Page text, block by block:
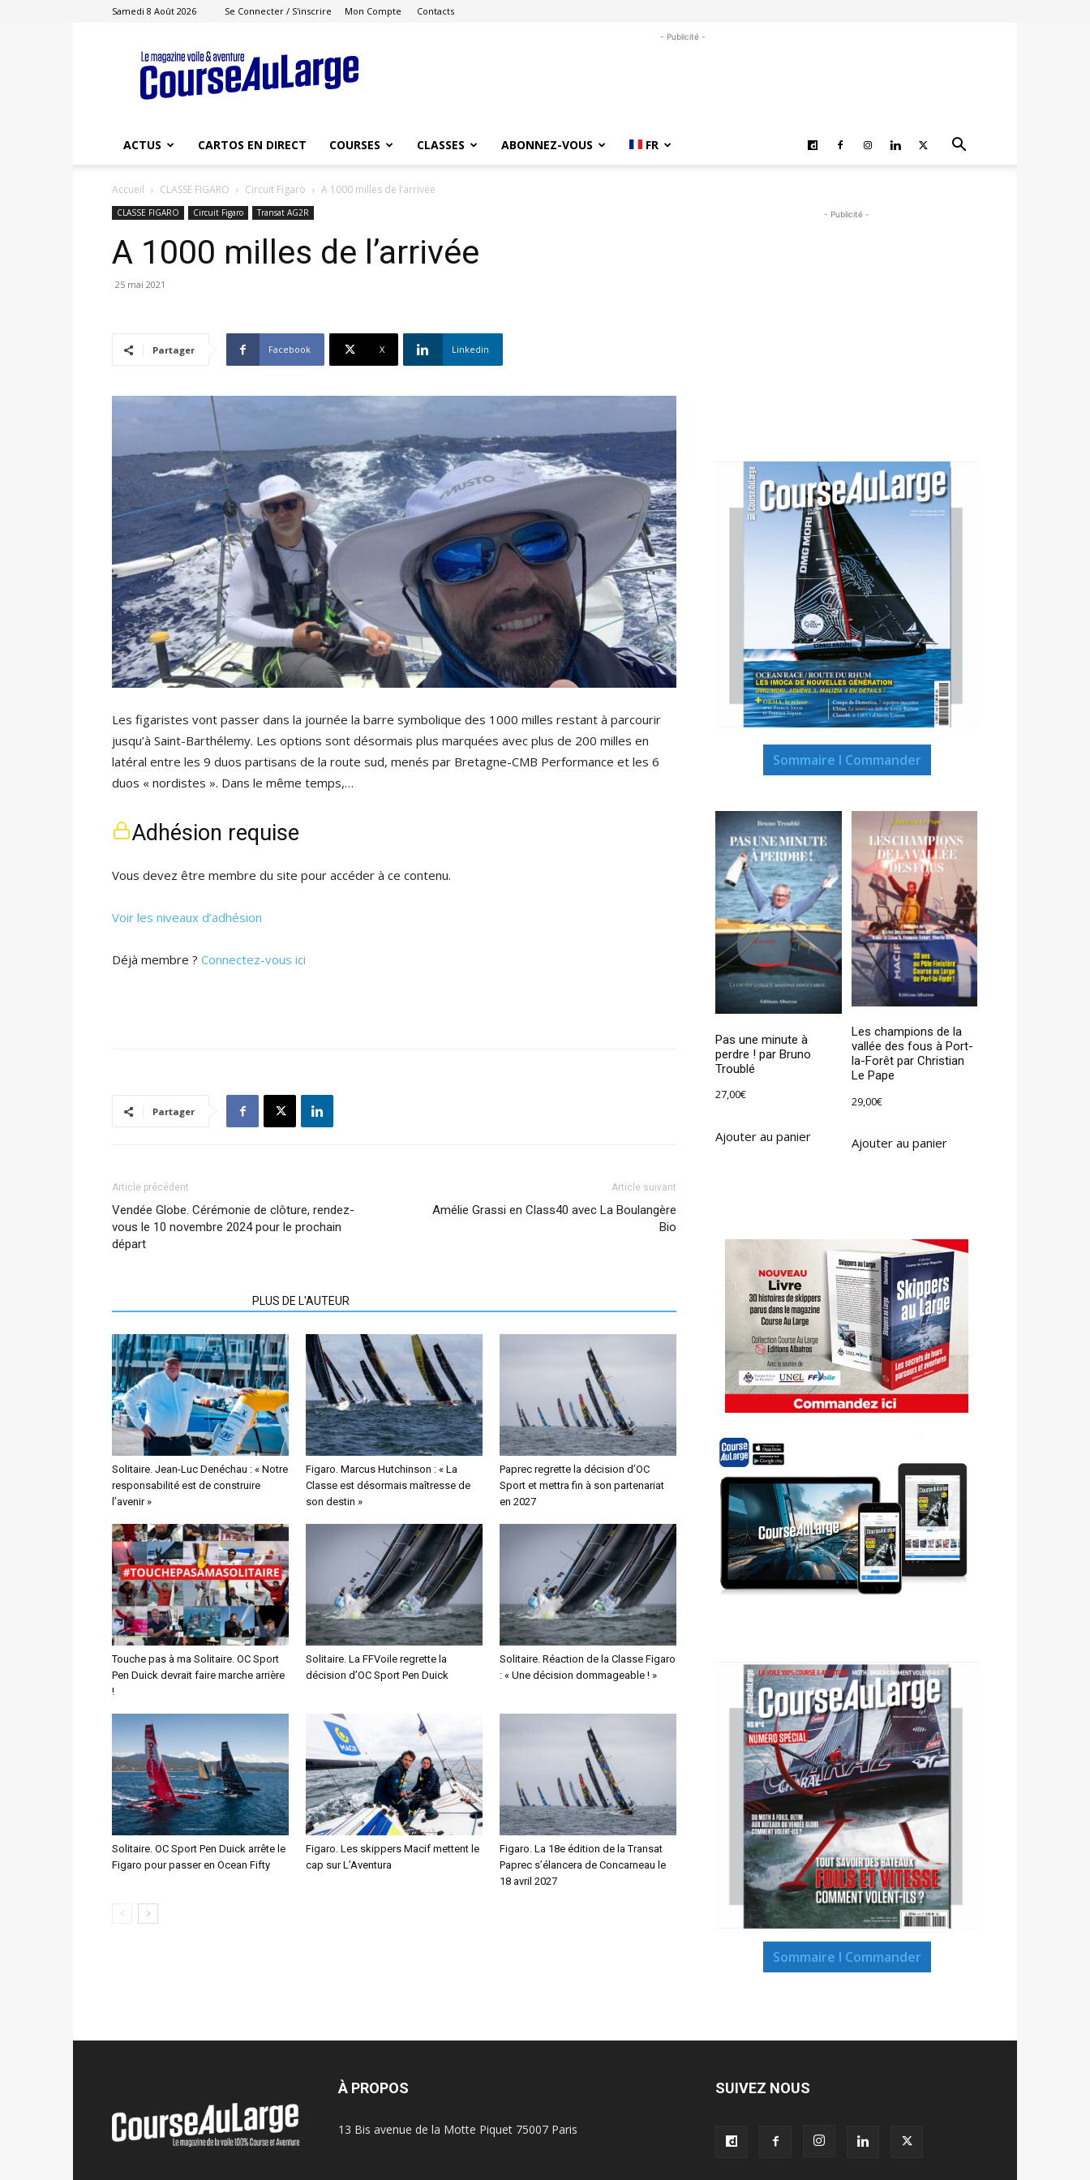
Samedi 8 Août 2026 Se Connecter / S'inscrire Mon Compte Contacts
Course
au
Large
- Publicité -
ACTUS CARTOS EN DIRECT COURSES CLASSES ABONNEZ-VOUS FR
Accueil CLASSE FIGARO Circuit Figaro A 1000 milles de l’arrivée
CLASSE FIGARO Circuit Figaro Transat AG2R
A 1000 milles de l’arrivée
25 mai 2021
Partager Facebook X Linkedin
Les figaristes vont passer dans la journée la barre symbolique des 1000 milles restant à parcourir
jusqu’à Saint-Barthélemy. Les options sont désormais plus marquées avec plus de 200 milles en
latéral entre les 9 duos partisans de la route sud, menés par Bretagne-CMB Performance et les 6
duos « nordistes ». Dans le même temps,…
Adhésion requise
Vous devez être membre du site pour accéder à ce contenu.
Voir les niveaux d’adhésion
Déjà membre ? Connectez-vous ici
Partager
Article précédent
Vendée Globe. Cérémonie de clôture, rendez-
vous le 10 novembre 2024 pour le prochain
départ
Article suivant
Amélie Grassi en Class40 avec La Boulangère
Bio
PLUS DE L'AUTEUR
Solitaire. Jean-Luc Denéchau : « Notre
responsabilité est de construire
l’avenir »
Figaro. Marcus Hutchinson : « La
Classe est désormais maîtresse de
son destin »
Paprec regrette la décision d’OC
Sport et mettra fin à son partenariat
en 2027
Touche pas à ma Solitaire. OC Sport
Pen Duick devrait faire marche arrière
!
Solitaire. La FFVoile regrette la
décision d’OC Sport Pen Duick
Solitaire. Réaction de la Classe Figaro
: « Une décision dommageable ! »
Solitaire. OC Sport Pen Duick arrête le
Figaro pour passer en Ocean Fifty
Figaro. Les skippers Macif mettent le
cap sur L’Aventura
Figaro. La 18e édition de la Transat
Paprec s’élancera de Concarneau le
18 avril 2027
- Publicité -
Sommaire I Commander
Pas une minute à
perdre ! par Bruno
Troublé
27,00€
Ajouter au panier
Les champions de la
vallée des fous à Port-
la-Forêt par Christian
Le Pape
29,00€
Ajouter au panier
Sommaire I Commander
À PROPOS
13 Bis avenue de la Motte Piquet 75007 Paris
SUIVEZ NOUS